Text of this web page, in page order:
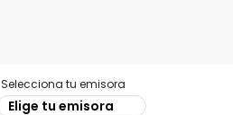
Selecciona tu emisora
Elige tu emisora